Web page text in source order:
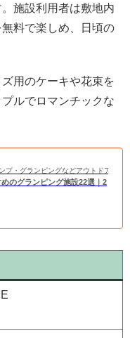
施設利用者は敷地内
料で楽しめ、日頃の
用のケーキや花束を
ルでロマンチックな
プ・グランピングなどアウトドアの総
のグランピング施設22選｜2